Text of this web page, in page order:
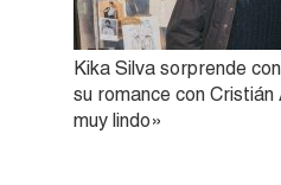
Kika Silva sorprende
su romance con
muy lindo»